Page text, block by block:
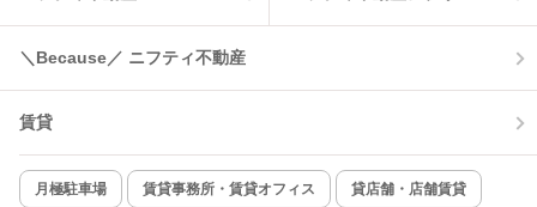
温水洗浄便座 オートロック
コンロ2口以上
新着のみ インターネット無料
＼Because／ ニフティ不動産
賃貸
月極駐車場 賃貸事務所・賃貸オフィス 貸店舗・店舗賃貸